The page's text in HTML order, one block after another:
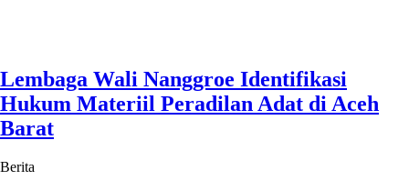
Lembaga Wali Nanggroe Identifikasi
Hukum Materiil Peradilan Adat di Aceh
Barat
Berita